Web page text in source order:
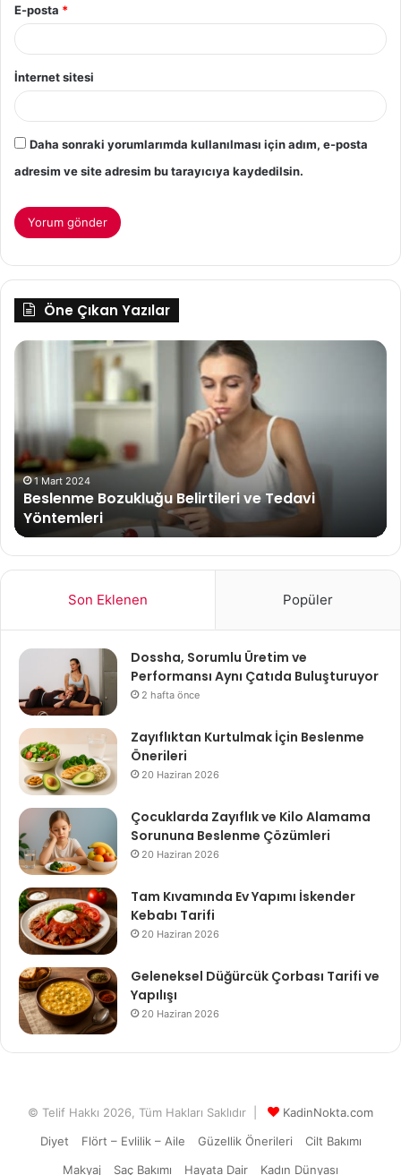
E-posta *
İnternet sitesi
Daha sonraki yorumlarımda kullanılması için adım, e-posta
adresim ve site adresim bu tarayıcıya kaydedilsin.
Öne Çıkan Yazılar
Yazın
Dengesi
Nasıl
Kurulur?
18 Haziran 2026
Yazın Spor ve Beslenme Dengesi Nasıl Kurulur?
İş
Son Eklenen Popüler
Dossha, Sorumlu Üretim ve
Performansı Aynı Çatıda Buluşturuyor
2 hafta önce
Zayıflıktan Kurtulmak İçin Beslenme
Önerileri
20 Haziran 2026
Çocuklarda Zayıflık ve Kilo Alamama
Sorununa Beslenme Çözümleri
20 Haziran 2026
Tam Kıvamında Ev Yapımı İskender
Kebabı Tarifi
20 Haziran 2026
Geleneksel Düğürcük Çorbası Tarifi ve
Yapılışı
20 Haziran 2026
© Telif Hakkı 2026, Tüm Hakları Saklıdır |
KadinNokta.com
Diyet
Flört – Evlilik – Aile Güzellik Önerileri
Cilt Bakımı
Makyaj
Saç Bakımı Hayata Dair Kadın Dünyası